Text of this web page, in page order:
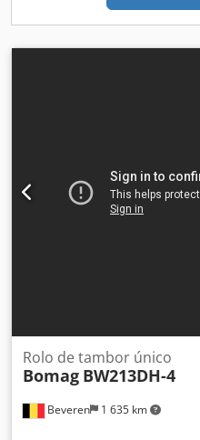
Beveren 1 635 km
Rolo de tambor único
Bomag BW213DH-4